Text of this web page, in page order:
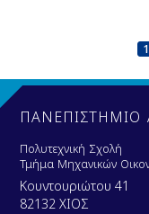
1
ΠΑΝΕΠΙΣΤΗΜΙΟ
Πολυτεχνική Σχολή
Τμήμα Μηχανικών
Κουντουριώτου 41
82132 ΧΙΟΣ